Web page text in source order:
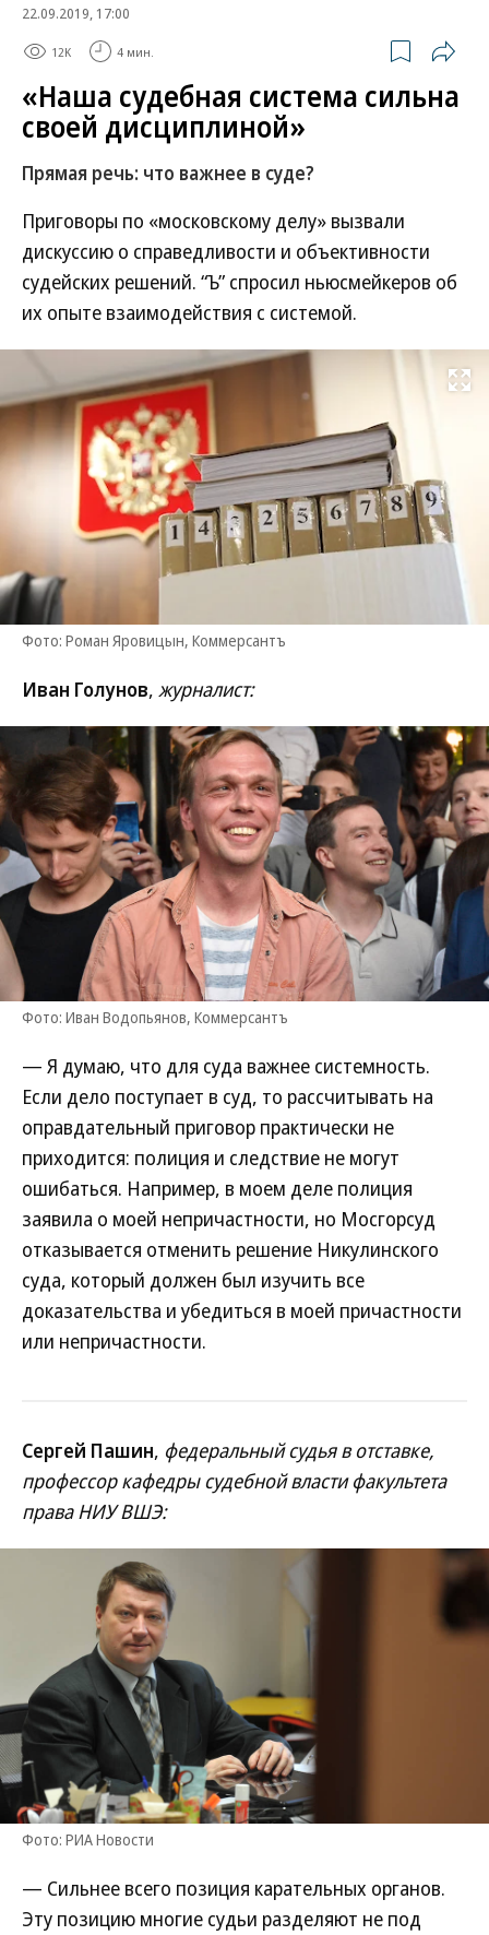
22.09.2019, 17:00
12K 4 мин.
«Наша судебная система сильна
своей дисциплиной»
Прямая речь: что важнее в суде?
Приговоры по «московскому делу» вызвали
дискуссию о справедливости и объективности
судейских решений. “Ъ” спросил ньюсмейкеров об
их опыте взаимодействия с системой.
Развернуть
Фото: Роман Яровицын, Коммерсантъ
Иван Голунов, журналист:
Фото: Иван Водопьянов, Коммерсантъ
— Я думаю, что для суда важнее системность.
Если дело поступает в суд, то рассчитывать на
оправдательный приговор практически не
приходится: полиция и следствие не могут
ошибаться. Например, в моем деле полиция
заявила о моей непричастности, но Мосгорсуд
отказывается отменить решение Никулинского
суда, который должен был изучить все
доказательства и убедиться в моей причастности
или непричастности.
Сергей Пашин, федеральный судья в отставке,
профессор кафедры судебной власти факультета
права НИУ ВШЭ:
Фото: РИА Новости
— Сильнее всего позиция карательных органов.
Эту позицию многие судьи разделяют не под